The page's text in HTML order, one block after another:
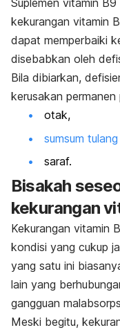
Suplemen vitamin
kekurangan vitamin
dapat memperbaiki
disebabkan oleh
Bila dibiarkan,
kerusakan
otak,
sumsum
saraf.
Bisakah
kekurangan
Kekurangan vitamin
kondisi yang cukup
yang satu ini
lain yang
gangguan
Meski begitu,